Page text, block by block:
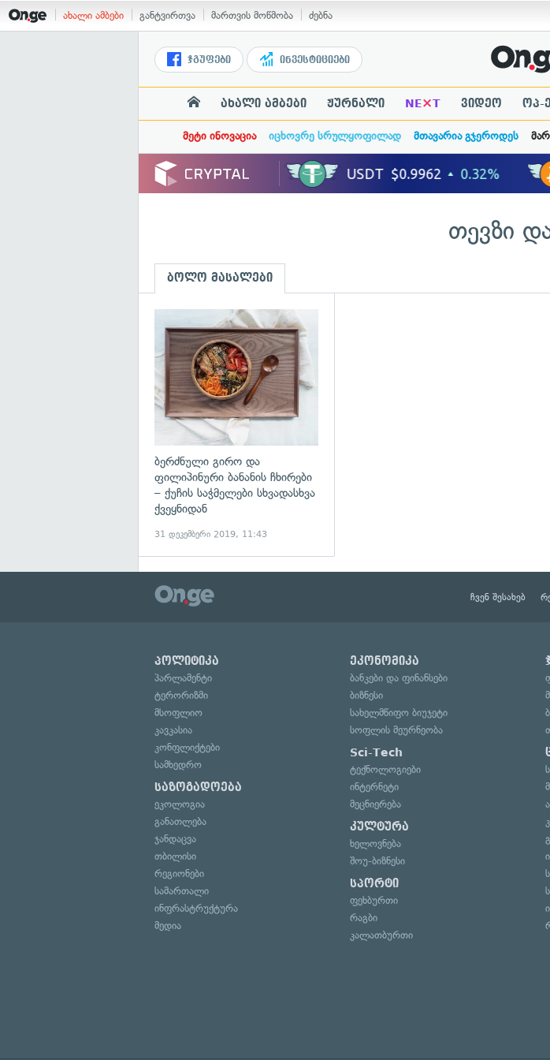
ახალი ამბები განტვირთვა მართვის მოწმობა ძებნა
ჯგუფები ინვესტიციები
ახალი ამბები ჟურნალი NE×T ვიდეო ოპ-
მეტი ინოვაცია იცხოვრე სრულყოფილად მთავარია გჯეროდეს
თევზი
ბოლო მასალები
ბერძნული გირო და
ფილიპინური ბანანის ჩხირები
– ქუჩის საჭმელები სხვადასხვა
ქვეყნიდან
31 დეკემბერი 2019, 11:43
ჩვენ შესახებ
პოლიტიკა
პარლამენტი
ტერორიზმი
მსოფლიო
კავკასია
კონფლიქტები
სამხედრო
საზოგადოება
ეკოლოგია
განათლება
ჯანდაცვა
თბილისი
რეგიონები
სამართალი
ინფრასტრუქტურა
მედია
ეკონომიკა
ბანკები და ფინანსები
ბიზნესი
სახელმწიფო ბიუჯეტი
სოფლის მეურნეობა
Sci-Tech
ტექნოლოგიები
ინტერნეტი
მეცნიერება
კულტურა
ხელოვნება
შოუ-ბიზნესი
სპორტი
ფეხბურთი
რაგბი
კალათბურთი